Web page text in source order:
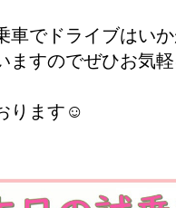
車でドライブはい
ますのでぜひお気
ります☺